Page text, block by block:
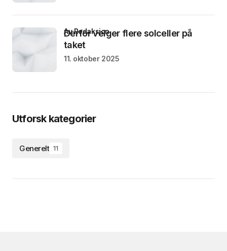
Derfor velger flere solceller på
taket
av Redaksjon
11. oktober 2025
Utforsk kategorier
Generelt 11